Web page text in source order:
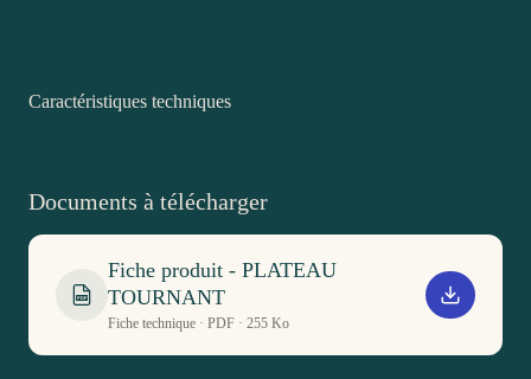
Caractéristiques techniques
Documents à télécharger
PDF
Fiche produit - PLATEAU
TOURNANT
Fiche technique · PDF · 255 Ko